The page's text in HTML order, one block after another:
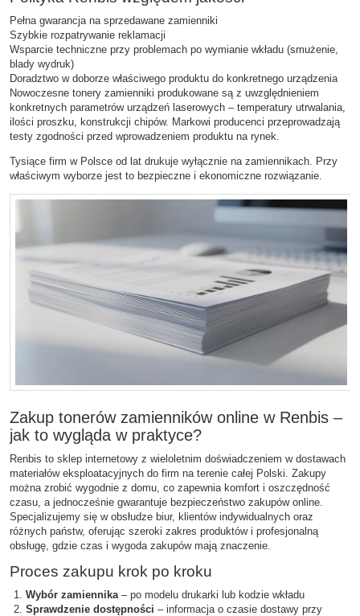
Pełna gwarancja na sprzedawane zamienniki
Szybkie rozpatrywanie reklamacji
Wsparcie techniczne przy problemach po wymianie wkładu (smużenie,
blady wydruk)
Doradztwo w doborze właściwego produktu do konkretnego urządzenia
Nowoczesne tonery zamienniki produkowane są z uwzględnieniem
konkretnych parametrów urządzeń laserowych – temperatury utrwalania,
ilości proszku, konstrukcji chipów. Markowi producenci przeprowadzają
testy zgodności przed wprowadzeniem produktu na rynek.
Tysiące firm w Polsce od lat drukuje wyłącznie na zamiennikach. Przy
właściwym wyborze jest to bezpieczne i ekonomiczne rozwiązanie.
Zakup tonerów zamienników online w Renbis –
jak to wygląda w praktyce?
Renbis to sklep internetowy z wieloletnim doświadczeniem w dostawach
materiałów eksploatacyjnych do firm na terenie całej Polski. Zakupy
można zrobić wygodnie z domu, co zapewnia komfort i oszczędność
czasu, a jednocześnie gwarantuje bezpieczeństwo zakupów online.
Specjalizujemy się w obsłudze biur, klientów indywidualnych oraz
różnych państw, oferując szeroki zakres produktów i profesjonalną
obsługę, gdzie czas i wygoda zakupów mają znaczenie.
Proces zakupu krok po kroku
Wybór zamiennika– po modelu drukarki lub kodzie wkładu
Sprawdzenie dostępności – informacja o czasie dostawy przy